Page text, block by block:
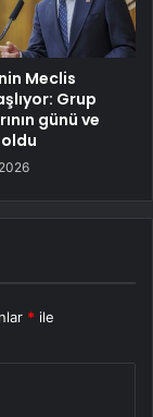
Meclis
Grup
günü ve
* ile